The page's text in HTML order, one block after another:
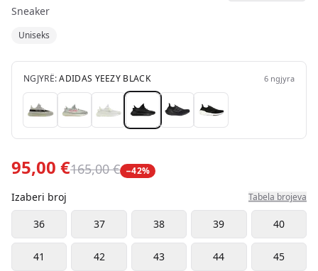
Sneaker
Uniseks
NGJYRË:ADIDAS YEEZY BLACK 6 ngjyra
95,00 €165,00 € −42%
Izaberi broj Tabela brojeva
36 37 38 39 40
41 42 43 44 45